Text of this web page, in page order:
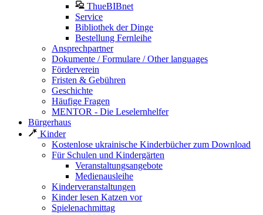
ThueBIBnet
Service
Bibliothek der Dinge
Bestellung Fernleihe
Ansprechpartner
Dokumente / Formulare / Other languages
Förderverein
Fristen & Gebühren
Geschichte
Häufige Fragen
MENTOR - Die Leselernhelfer
Bürgerhaus
Kinder
Kostenlose ukrainische Kinderbücher zum Download
Für Schulen und Kindergärten
Veranstaltungsangebote
Medienausleihe
Kinderveranstaltungen
Kinder lesen Katzen vor
Spielenachmittag